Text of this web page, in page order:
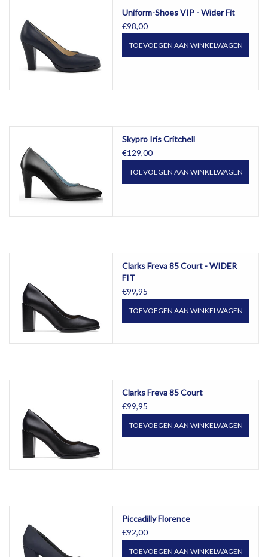
Uniform-Shoes VIP - Wider Fit
€98,00
TOEVOEGEN AAN WINKELWAGEN
Skypro Iris Critchell
€129,00
TOEVOEGEN AAN WINKELWAGEN
Clarks Freva 85 Court - WIDER
FIT
€99,95
TOEVOEGEN AAN WINKELWAGEN
Clarks Freva 85 Court
€99,95
TOEVOEGEN AAN WINKELWAGEN
Piccadilly Florence
€92,00
TOEVOEGEN AAN WINKELWAGEN